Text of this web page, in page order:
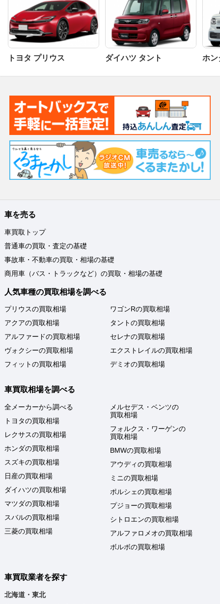
トヨタ プリウス ダイハツ タント ホン
車を売る
車買取トップ
普通車の買取・査定の基礎
事故車・不動車の買取・相場の基礎
商用車（バス・トラックなど）の買取・相場の基礎
人気車種の買取相場を調べる
プリウスの買取相場
アクアの買取相場
アルファードの買取相場
ヴォクシーの買取相場
フィットの買取相場
ワゴンRの買取相場
タントの買取相場
セレナの買取相場
エクストレイルの買取相場
デミオの買取相場
車買取相場を調べる
全メーカーから調べる
トヨタの買取相場
レクサスの買取相場
ホンダの買取相場
スズキの買取相場
日産の買取相場
ダイハツの買取相場
マツダの買取相場
スバルの買取相場
三菱の買取相場
メルセデス・ベンツの
買取相場
フォルクス・ワーゲンの
買取相場
BMWの買取相場
アウディの買取相場
ミニの買取相場
ポルシェの買取相場
プジョーの買取相場
シトロエンの買取相場
アルファロメオの買取相場
ボルボの買取相場
車買取業者を探す
北海道・東北